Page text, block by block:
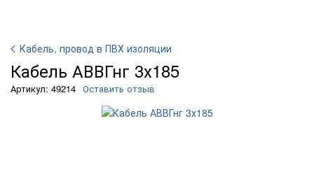
Кабель, провод в ПВХ изоляции
Кабель АВВГнг 3х185
Артикул: 49214 Оставить отзыв